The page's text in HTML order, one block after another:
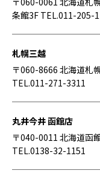
条館3F TEL.011-205-
札幌三越
〒060-8666 北海道札
TEL.011-271-3311
丸井今井 函館店
〒040-0011 北海道函
TEL.0138-32-1151